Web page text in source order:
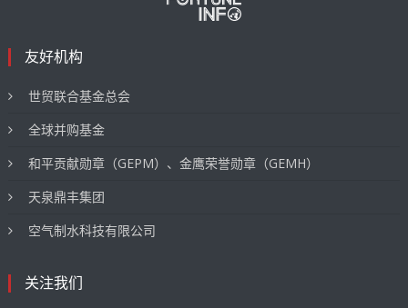
友好机构
世贸联合基金总会
全球并购基金
和平贡献勋章（GEPM）、金鹰荣誉勋章（GEMH）
天泉鼎丰集团
空气制水科技有限公司
关注我们